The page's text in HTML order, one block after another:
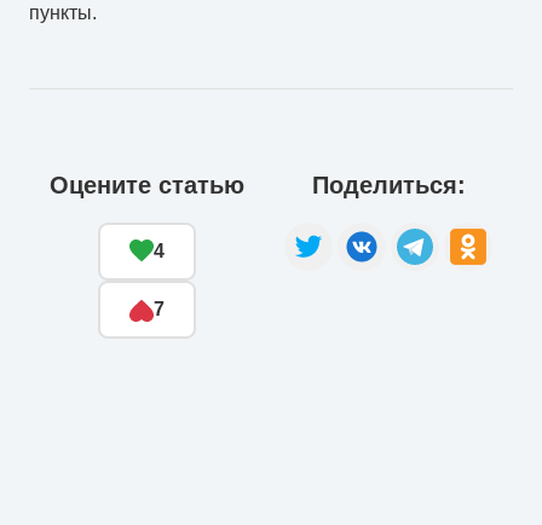
пункты.
Оцените статью
4
7
Поделиться: